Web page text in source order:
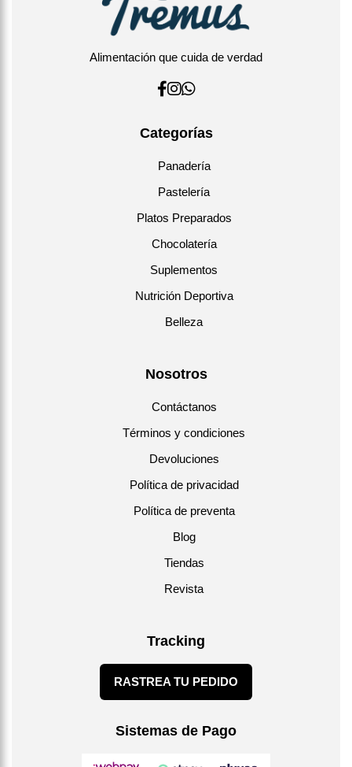
Alimentación que cuida de verdad
Categorías
Panadería
Pastelería
Platos Preparados
Chocolatería
Suplementos
Nutrición Deportiva
Belleza
Nosotros
Contáctanos
Términos y condiciones
Devoluciones
Política de privacidad
Política de preventa
Blog
Tiendas
Revista
Tracking
RASTREA TU PEDIDO
Sistemas de Pago